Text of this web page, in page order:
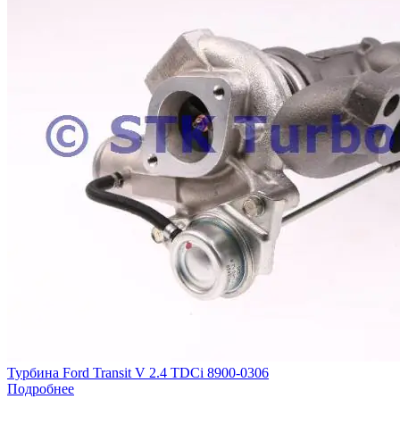
Турбина Ford Transit V 2.4 TDCi 8900-0306
Подробнее